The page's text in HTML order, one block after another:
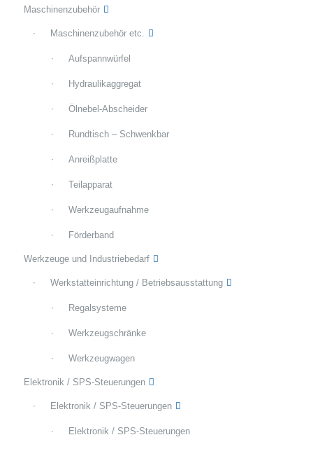
Maschinenzubehör
Maschinenzubehör etc.
Aufspannwürfel
Hydraulikaggregat
Ölnebel-Abscheider
Rundtisch – Schwenkbar
Anreißplatte
Teilapparat
Werkzeugaufnahme
Förderband
Werkzeuge und Industriebedarf
Werkstatteinrichtung / Betriebsausstattung
Regalsysteme
Werkzeugschränke
Werkzeugwagen
Elektronik / SPS-Steuerungen
Elektronik / SPS-Steuerungen
Elektronik / SPS-Steuerungen